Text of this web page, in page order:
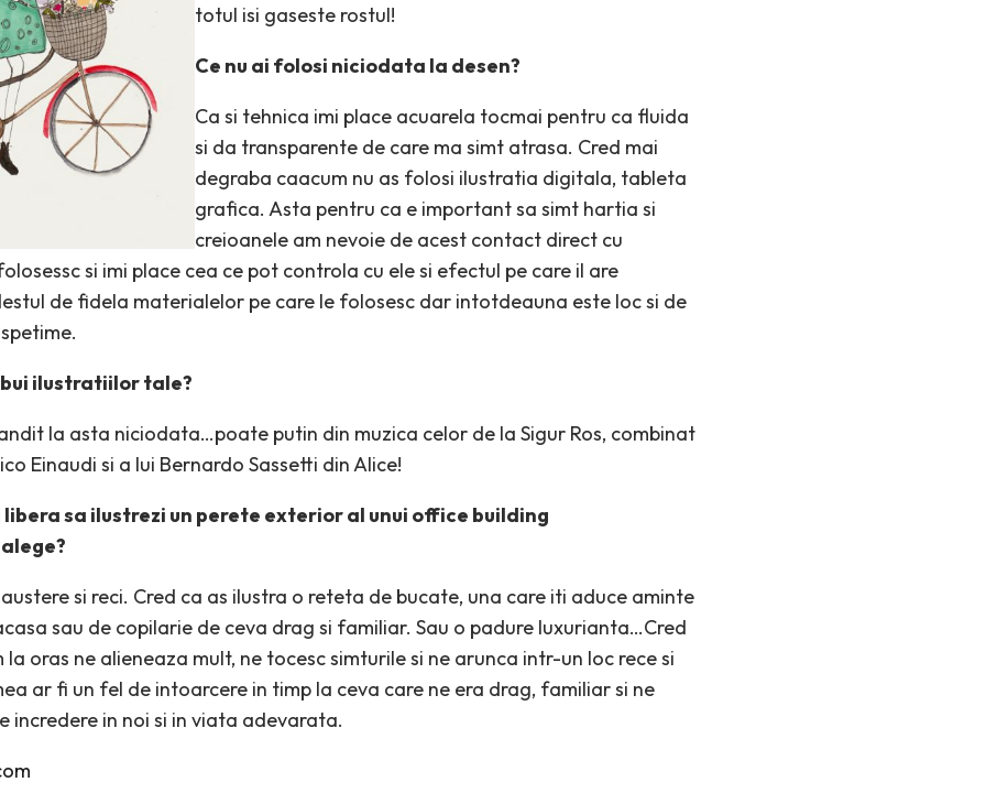
totul isi gaseste rostul!
Ce nu ai folosi niciodata la desen?
Ca si tehnica imi place acuarela tocmai pentru ca fluida
si da transparente de care ma simt atrasa. Cred mai
degraba caacum nu as folosi ilustratia digitala, tableta
grafica. Asta pentru ca e important sa simt hartia si
creioanele am nevoie de acest contact direct cu
si imi place cea ce pot controla cu ele si efectul pe care il are
de fidela materialelor pe care le folosesc dar intotdeauna este loc si de
ilustratiilor tale?
la asta niciodata…poate putin din muzica celor de la Sigur Ros, combinat
Einaudi si a lui Bernardo Sassetti din Alice!
sa ilustrezi un perete exterior al unui office building
si reci. Cred ca as ilustra o reteta de bucate, una care iti aduce aminte
sau de copilarie de ceva drag si familiar. Sau o padure luxurianta…Cred
oras ne alieneaza mult, ne tocesc simturile si ne arunca intr-un loc rece si
ar fi un fel de intoarcere in timp la ceva care ne era drag, familiar si ne
incredere in noi si in viata adevarata.